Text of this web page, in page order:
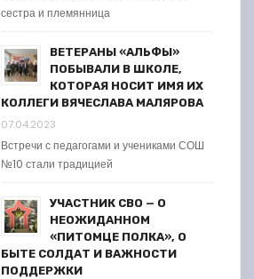
сестра и племянница
ВЕТЕРАНЫ «АЛЬФЫ»
ПОБЫВАЛИ В ШКОЛЕ,
КОТОРАЯ НОСИТ ИМЯ ИХ
КОЛЛЕГИ ВЯЧЕСЛАВА МАЛЯРОВА
07.04.2023
Встречи с педагогами и учениками СОШ
№10 стали традицией
УЧАСТНИК СВО — О
НЕОЖИДАННОМ
«ПИТОМЦЕ ПОЛКА», О
БЫТЕ СОЛДАТ И ВАЖНОСТИ
ПОДДЕРЖКИ